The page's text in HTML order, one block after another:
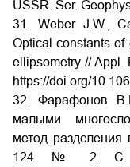
USSR. Ser.
31. Weber J.W.,
Optical constants of
ellipsometry //
https://doi.org/
32. Фарафонов
малыми
метод разделения
124. № 2. С.